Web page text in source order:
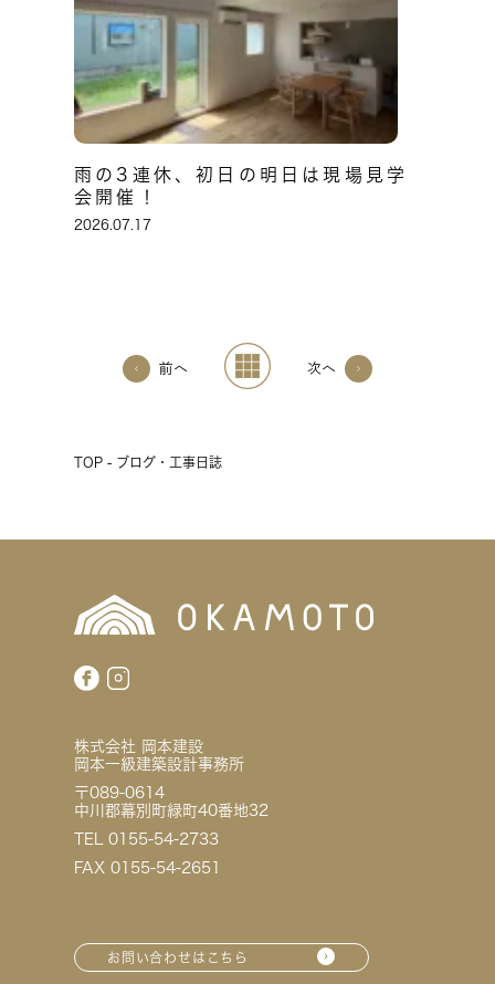
雨の3連休、初日の明日は現場見学
会開催！
2026.07.17
前へ 次へ
TOP - ブログ・工事日誌
株式会社 岡本建設
岡本一級建築設計事務所
〒089-0614
中川郡幕別町緑町40番地32
TEL 0155-54-2733
FAX 0155-54-2651
お問い合わせはこちら